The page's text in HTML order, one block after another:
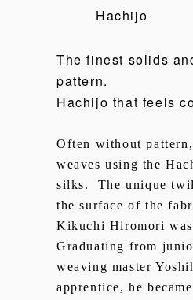
Hachijo
The finest solids
pattern.
Hachijo that feels
Often without
weaves using the
silks. The unique
the surface of the
Kikuchi Hiromori
Graduating from
weaving master
apprentice, he